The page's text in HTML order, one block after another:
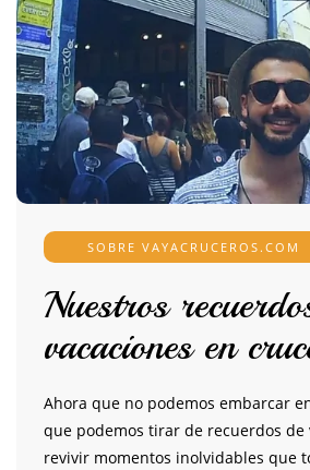
SOBRE VAYACRUCEROS.COM
Nuestros
vacaciones en
Ahora que no podemos embarcar
que podemos tirar de recuerdos de
revivir momentos inolvidables que